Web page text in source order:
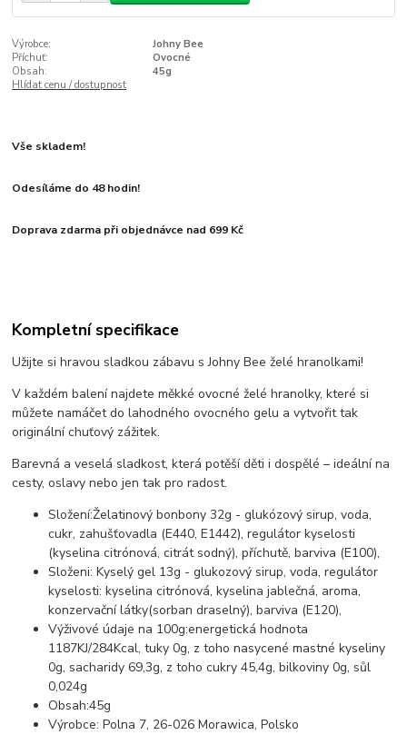
Výrobce:
Johny Bee
Příchuť:
Ovocné
Obsah:
45g
Hlídat cenu / dostupnost
Vše skladem!
Odesíláme do 48 hodin!
Doprava zdarma při objednávce nad 699 Kč
Kompletní specifikace
Užijte si hravou sladkou zábavu s Johny Bee želé hranolkami!
V každém balení najdete měkké ovocné želé hranolky, které si
můžete namáčet do lahodného ovocného gelu a vytvořit tak
originální chuťový zážitek.
Barevná a veselá sladkost, která potěší děti i dospělé – ideální na
cesty, oslavy nebo jen tak pro radost.
Složení:Želatinový bonbony 32g - glukózový sirup, voda,
cukr, zahušťovadla (E440, E1442), regulátor kyselosti
(kyselina citrónová, citrát sodný), příchutě, barviva (E100),
Složeni: Kyselý gel 13g - glukozový sirup, voda, regulátor
kyselosti: kyselina citrónová, kyselina jablečná, aroma,
konzervační látky(sorban draselný), barviva (E120),
Výživové údaje na 100g:energetická hodnota
1187KJ/284Kcal, tuky 0g, z toho nasycené mastné kyseliny
0g, sacharidy 69,3g, z toho cukry 45,4g, bilkoviny 0g, sůl
0,024g
Obsah:45g
Výrobce: Polna 7, 26-026 Morawica, Polsko